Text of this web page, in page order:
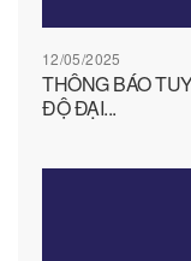
12/05/2025
THÔNG BÁO
ĐỘ ĐẠI...